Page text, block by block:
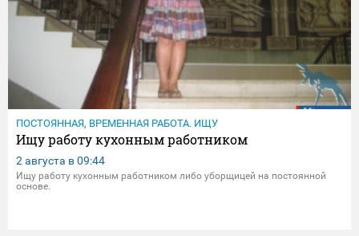
ПОСТОЯННАЯ, ВРЕМЕННАЯ РАБОТА. ИЩУ
Ищу работу кухонным работником
2 августа в09:44
Ищу работу кухонным работником либо уборщицей на постоянной
основе.